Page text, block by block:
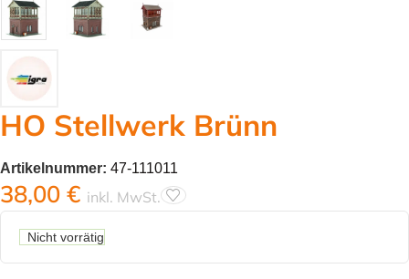
HO Stellwerk Brünn
Artikelnummer: 47-111011
38,00 € inkl. MwSt.
Nicht vorrätig